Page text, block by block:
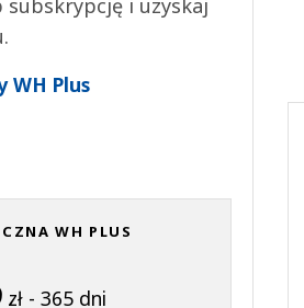
i uzyskaj
Plus
WH PLUS
zł - 365 dni